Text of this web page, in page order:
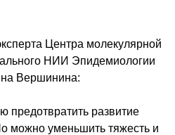
Центра молекулярной
НИИ Эпидемиологии
Вершинина:
предотвратить развитие
можно уменьшить тяжесть и